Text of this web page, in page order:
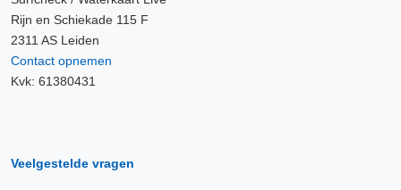
Rijn en Schiekade 115 F
2311 AS Leiden
Contact opnemen
Kvk: 61380431
Veelgestelde vragen